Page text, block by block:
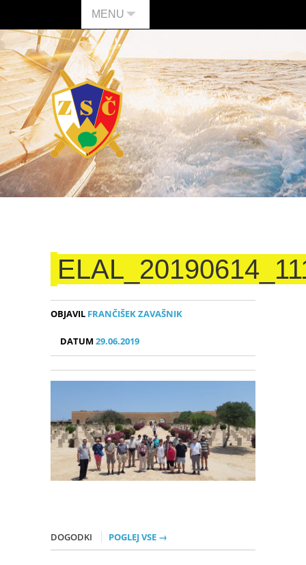
MENU
OBJAVIL FRANČIŠEK ZAVAŠNIK
DATUM29.06.2019
DOGODKI POGLEJ VSE →